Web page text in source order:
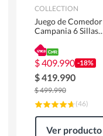
COLLECTION
Juego de Comedor
Campania 6 Sillas
180 x 90 x 76 cm
Café
$409.990 -18%
$419.990
$499.990
(46)
Ver producto